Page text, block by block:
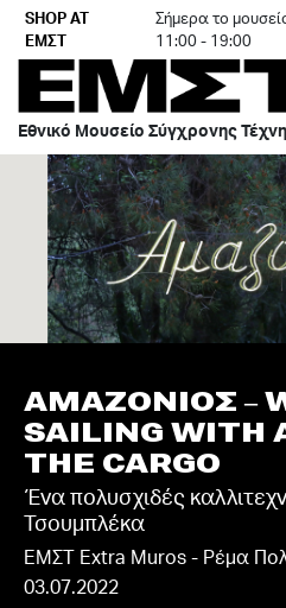
Skip
content
SHOP AT
ΕΜΣΤ
Σήμερα το
11:00 - 19:00
Εθνικό Μουσείο Σύγχρονης
ΑΜΑΖΟΝΙΟΣ –
SAILING WITH
THE CARGO
Ένα πολυσχιδές
Τσουμπλέκα
ΕΜΣΤ Extra Muros - Ρέμα
03.07.2022